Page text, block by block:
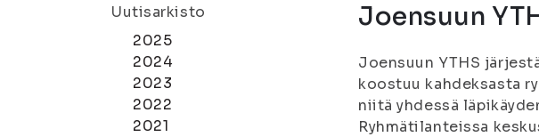
Uutisarkisto
2025
2024
2023
2022
2021
Joensuun
Joensuun YTHS
koostuu kahdeksasta
niitä yhdessä
Ryhmätilanteissa